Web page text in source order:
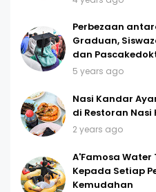
Perbezaan
Graduan,
dan
5 years ago
Nasi Kandar
di Restoran
2 years ago
A'Famosa Water
Kepada Setiap
Kemudahan